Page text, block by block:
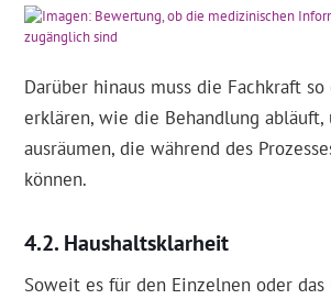
Darüber hinaus muss die Fachkraft
erklären, wie die Behandlung
ausräumen, die während des
können.
Haushaltsklarheit
Soweit es für den Einzelnen oder